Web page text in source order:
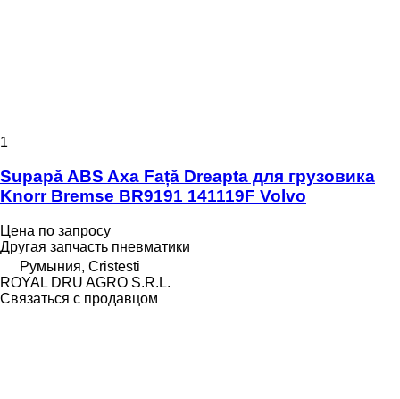
1
Supapă ABS Axa Față Dreapta для грузовика
Knorr Bremse BR9191 141119F Volvo
Цена по запросу
Другая запчасть пневматики
Румыния, Cristesti
ROYAL DRU AGRO S.R.L.
Связаться с продавцом